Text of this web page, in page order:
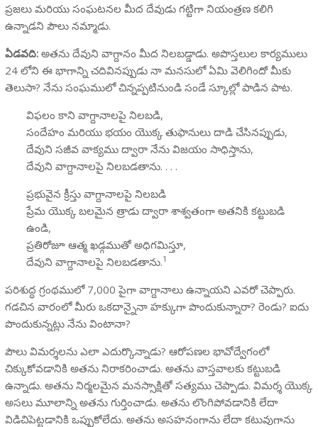
ప్రజలు మరియు సంఘటనల మీద దేవుడు గట్టిగా నియంత్రణ కలిగి
ఉన్నాడని పౌలు నమ్మాడు.
ఏడవది:అతను దేవుని వాగ్దానం మీద నిలబడ్డాడు. అపొస్తలుల కార్యములు
24 లోని ఈ భాగాన్ని చదివినప్పుడు నా మనసులో ఏమి వెలిగిందో మీకు
తెలుసా? నేను సంఘములో చిన్నప్పటినుండి సండే స్కూల్లో పాడిన పాట.
విఫలం కాని వాగ్దానాలపై నిలబడి,
సందేహం మరియు భయం యొక్క తుఫానులు దాడి చేసినప్పుడు,
దేవుని సజీవ వాక్యము ద్వారా నేను విజయం సాధిస్తాను,
దేవుని వాగ్దానాలపై నిలబడతాను. . . .
ప్రభువైన క్రీస్తు వాగ్దానాలపై నిలబడి
ప్రేమ యొక్క బలమైన త్రాడు ద్వారా శాశ్వతంగా అతనికి కట్టుబడి
ఉండి,
ప్రతిరోజూ ఆత్మ ఖడ్గముతో అధిగమిస్తూ,
దేవుని వాగ్దానాలపై నిలబడతాను.1
పరిశుద్ధ గ్రంథములో 7,000 పైగా వాగ్దానాలు ఉన్నాయని ఎవరో చెప్పారు.
గడచిన వారంలో మీరు ఒకదాన్నైనా హక్కుగా పొందుకున్నారా? రెండు? ఐదు
పొందుకున్నట్లు నేను వింటానా?
పౌలు విమర్శలను ఎలా ఎదుర్కొన్నాడు? ఆరోపణల భావోద్వేగంలో
చిక్కుకోవడానికి అతను నిరాకరించాడు. అతను వాస్తవాలకు కట్టుబడి
ఉన్నాడు. అతను నిర్మలమైన మనస్సాక్షితో సత్యము చెప్పాడు. విమర్శ యొక్క
అసలు మూలాన్ని అతను గుర్తించాడు. అతను లొంగిపోవడానికి లేదా
విడిచిపెట్టడానికి ఒప్పుకోలేదు. అతను అసహనంగాను లేదా కటువుగాను